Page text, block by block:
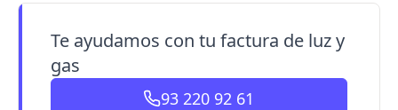
Te ayudamos con tu factura de luz y
gas
93 220 92 61